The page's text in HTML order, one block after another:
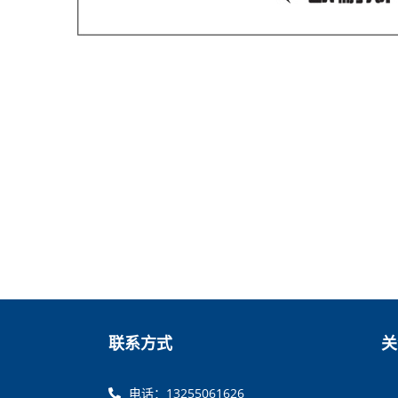
联系方式
电话：13255061626